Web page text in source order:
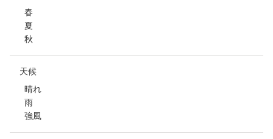
春
夏
秋
天候
晴れ
雨
強風